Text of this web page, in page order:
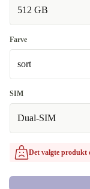
512 GB
Farve
sort
sort
Fås også med andre
violet
SIM
Dual-SIM
Det valgte produkt